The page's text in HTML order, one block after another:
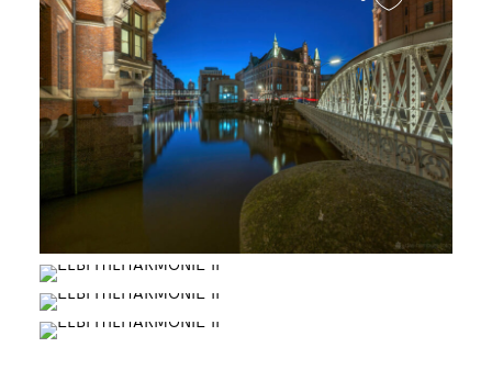
Blaue Stunde in der
Speicherstadt
Morgensonne in Hamburg